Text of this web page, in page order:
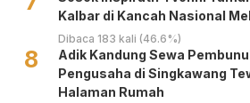
Kalbar di Kancah Nasional
Dibaca 183 kali (46.6%)
8
Adik Kandung Sewa
Pengusaha di Singkawang
Halaman Rumah